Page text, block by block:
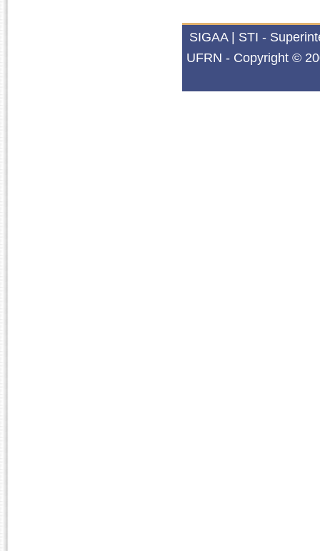
1102034
TRABALHO SAÚDE E
SIGAA | STI -
UFRN - Copyright ©